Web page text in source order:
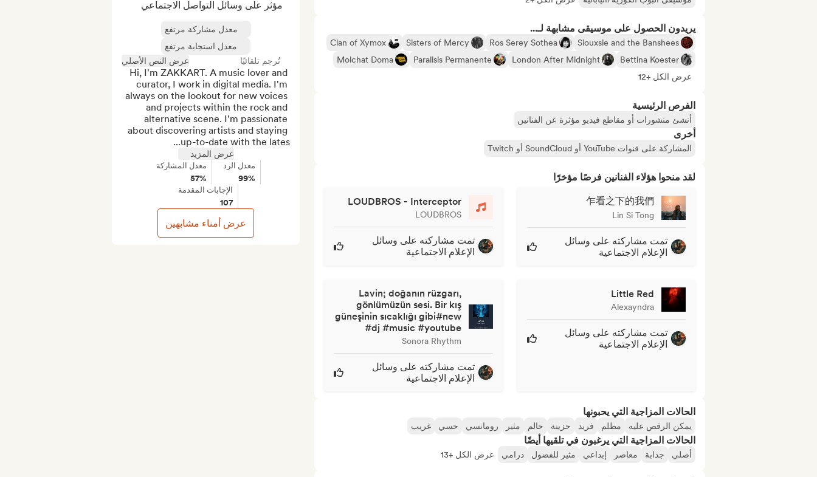
يريدون الحصول على موسيقى مشابهة لـ...
Siouxsie and the Banshees
Ros Serey Sothea
Sisters of Mercy
Clan of Xymox
Bettina Koester
London After Midnight
Paralisis Permanente
Molchat Doma
عرض الكل +12
الفرص الرئيسية
أنشئ منشورات أو مقاطع فيديو مؤثرة عن الفنانين
أخرى
المشاركة على قنوات YouTube أو SoundCloud أو Twitch
لقد منحوا هؤلاء الفنانين فرصًا مؤخرًا
乍看之下的我們
Lin Si Tong
تمت مشاركته على وسائل
الإعلام الاجتماعية
LOUDBROS - Interceptor
LOUDBROS
تمت مشاركته على وسائل
الإعلام الاجتماعية
Little Red
Alexayndra
تمت مشاركته على وسائل
الإعلام الاجتماعية
Lavin; doğanın rüzgarı,
gönlümüzün sesi. Bir kış
güneşinin sıcaklığı gibi#new
#dj #music #youtube
Sonora Rhythm
تمت مشاركته على وسائل
الإعلام الاجتماعية
الحالات المزاجية التي يحبونها
يمكن الرقص عليه مظلم فريد حزينة حالم مثير رومانسي حسي غريب
الحالات المزاجية التي يرغبون في تلقيها أيضًا
أصلي جذابة معاصر إبداعي مثير للفضول درامي عرض الكل +13
مؤثر على وسائل التواصل الاجتماعي
معدل مشاركة مرتفع
معدل استجابة مرتفع
تُرجم تلقائيًا
عرض النص الأصلي
Hi, I'm ZAKKART. A music lover and
curator, I work in digital media. I'm
always on the lookout for new voices
and projects within the rock and
alternative scene. I'm passionate
about discovering artists and staying
up-to-date with the lates...
عرض المزيد
معدل الرد
99%
معدل المشاركة
57%
الإجابات المقدمة
107
عرض أمناء مشابهين